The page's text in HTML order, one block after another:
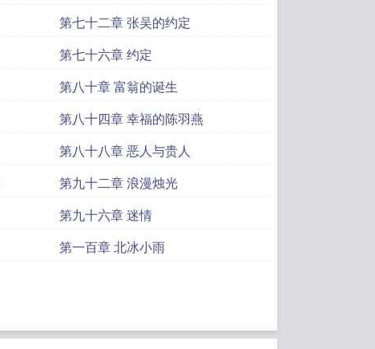
第七十二章 张吴的约定
第七十六章 约定
第八十章 富翁的诞生
第八十四章 幸福的陈羽燕
第八十八章 恶人与贵人
第九十二章 浪漫烛光
第九十六章 迷情
第一百章 北冰小雨